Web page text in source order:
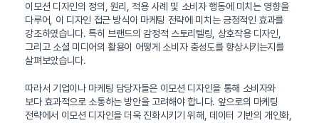
이모션 디자인의 정의, 원리, 적용 사례 및 소비자 행동에 미치는 영향을
다루어, 이 디자인 접근 방식이 마케팅 전략에 미치는 긍정적인 효과를
강조하였습니다. 특히 브랜드의 감정적 스토리텔링, 상호작용 디자인,
그리고 소셜 미디어의 활용이 어떻게 소비자 충성도를 향상시키는지를
살펴보았습니다.
따라서 기업이나 마케팅 담당자들은 이모션 디자인을 통해 소비자와
보다 효과적으로 소통하는 방안을 고려해야 합니다. 앞으로의 마케팅
전략에서 이모션 디자인을 더욱 진화시키기 위해, 데이터 기반의 개인화,